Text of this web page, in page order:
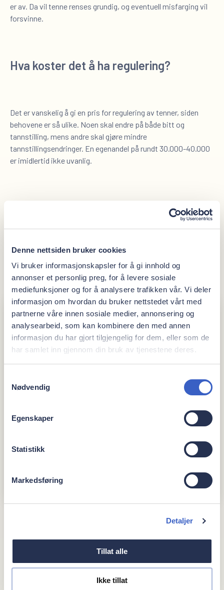
Denne nettsiden bruker cookies
Vi bruker informasjonskapsler for å gi innhold og
annonser et personlig preg, for å levere sosiale
mediefunksjoner og for å analysere trafikken vår. Vi deler
informasjon om hvordan du bruker nettstedet vårt med
partnerne våre innen sosiale medier, annonsering og
analysearbeid, som kan kombinere den med annen
informasjon du har gjort tilgjengelig for dem, eller som de
har samlet inn gjennom din bruk av tjenestene deres.
Nødvendig
Egenskaper
Statistikk
Markedsføring
Detaljer
Tillat alle
Ikke tillat
er av. Da vil tenne renses grundig, og eventuell misfarging vil
forsvinne.
Hva koster det å ha regulering?
Det er vanskelig å gi en pris for regulering av tenner, siden
behovene er så ulike. Noen skal endre på både bitt og
tannstilling, mens andre skal gjøre mindre
tannstillingsendringer. En egenandel på rundt 30.000-40.000
er imidlertid ikke uvanlig.
Hvor lenge må man bruke regulering?
De fleste som får regulering har ofte et behandlingsløp på 1,5-
2 år, men dette avhenger helt av behandlingsbehovet, og kan
variere fra et par måneder til flere år.
Hva skjer etter man tar av
reguleringen?
Etter at reguleringen er tatt av vil det for de fleste være
fortennene. Dette brukes for å holde tennene på plass slik de
blitt regulert. Det vil være ulikt hvor lenge det vil være behov
2 år.
Vinn tannsjekk hver
måned og motta nyheter
Vær med i trekningen av tannsjekk til en verdi av
1290 kr. Vi trekker ny vinner hver måned.